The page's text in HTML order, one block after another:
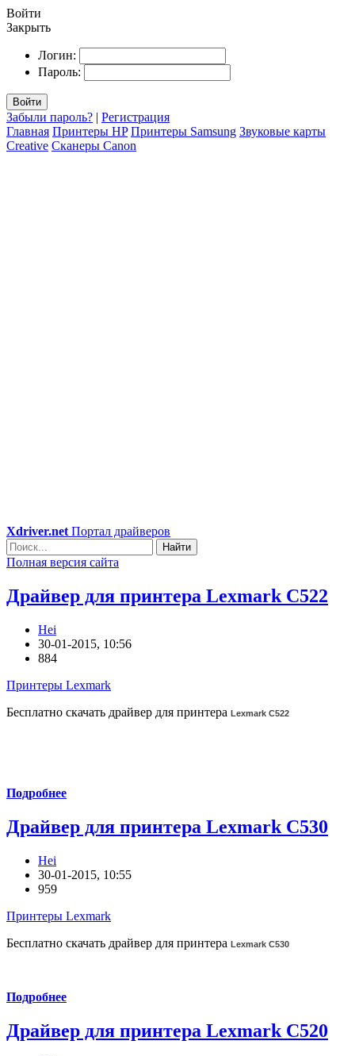
Войти
Закрыть
Логин:
Пароль:
Войти
Забыли пароль? | Регистрация
Главная Принтеры HP Принтеры Samsung Звуковые карты
Creative Сканеры Canon
Xdriver.net Портал драйверов
Найти
Полная версия сайта
Драйвер для принтера Lexmark C522
Hei
30-01-2015, 10:56
884
Принтеры Lexmark
Бесплатно скачать драйвер для принтера Lexmark C522
Подробнее
Драйвер для принтера Lexmark C530
Hei
30-01-2015, 10:55
959
Принтеры Lexmark
Бесплатно скачать драйвер для принтера Lexmark C530
Подробнее
Драйвер для принтера Lexmark C520